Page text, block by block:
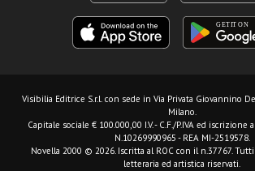
Visibilia Editrice S.r.l. con sede in Via Privata Giovannino
Milano.
Capitale sociale € 100.000,00 I.V. - C.F./P.IVA ed iscrizione
N.10269990965 - REA MI-2519578.
Novella 2000 © 2026. Iscritta al ROC con il n.37767.
letteraria ed artistica riservati.